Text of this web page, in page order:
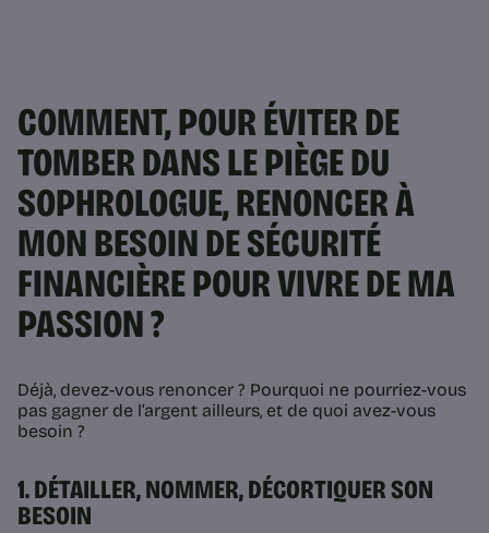
COMMENT, POUR ÉVITER DE
TOMBER DANS LE PIÈGE DU
SOPHROLOGUE, RENONCER À
MON BESOIN DE SÉCURITÉ
FINANCIÈRE POUR VIVRE DE MA
PASSION ?
Déjà, devez-vous renoncer ? Pourquoi ne pourriez-vous
pas gagner de l’argent ailleurs, et de quoi avez-vous
besoin ?
1. DÉTAILLER, NOMMER, DÉCORTIQUER SON
BESOIN